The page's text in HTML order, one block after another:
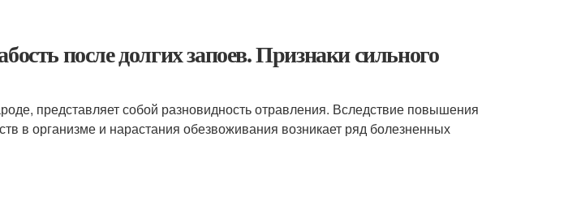
после долгих запоев. Признаки сильного
представляет собой разновидность отравления. Вследствие повышения
в организме и нарастания обезвоживания возникает ряд болезненных